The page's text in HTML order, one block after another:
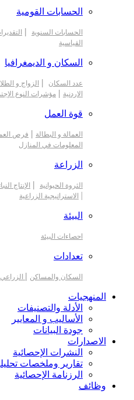
الحسابات القومية
الحسابات السنوية |
القياسية
السكان و الديمغرافيا
عدد السكان | الزواج و
الاردنية | مؤشرات النوع
قوة العمل
العمالة و البطالة | فرص
المعلومات في المنازل
الزراعة
الثروة الحيوانية | الإنتاج
| الاستراتيجية الزراعية
البيئة
احصاءات البيئة
تعدادات
السكان والمساكن | الزراعي
المنهجيات
الأدلة والتصنيفات
الأساليب و المعايير
جودة البيانات
الاصدارات
النشرات الإحصائية
تقارير وملخصات
الرزنامة الإحصائية
وظائف